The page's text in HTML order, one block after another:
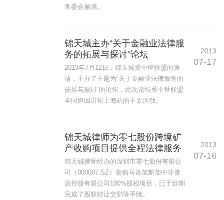
常委会届满。
锦天城主办“关于金融业法律服
务的拓展与探讨”论坛
2013年7月12日，锦天城受中世联盟的邀
请，主办了主题为“关于金融业法律服务的
拓展与探讨”的论坛，此次论坛系中世联盟
全国巡回讲坛上海站的主要活动。
2013
07-17
锦天城律师为零七股份跨境矿
产收购项目提供全程法律服务
锦天城律师经办的深圳市零七股份有限公
司（000007.SZ）收购马达加斯加中非资
源控股有限公司100%股权项目，已于近期
完成了股权转让交割等手续。
2013
07-16